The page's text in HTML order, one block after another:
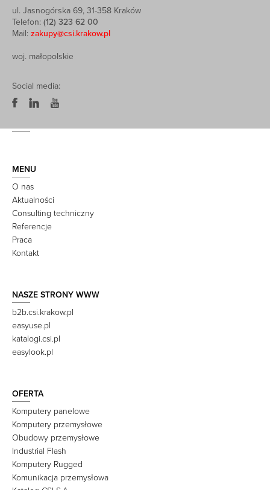
ul. Jasnogórska 69, 31-358 Kraków
Telefon: (12) 323 62 00
Mail: zakupy@csi.krakow.pl
woj. małopolskie
Social media:
MENU
O nas
Aktualności
Consulting techniczny
Referencje
Praca
Kontakt
NASZE STRONY WWW
b2b.csi.krakow.pl
easyuse.pl
katalogi.csi.pl
easylook.pl
OFERTA
Komputery panelowe
Komputery przemysłowe
Obudowy przemysłowe
Industrial Flash
Komputery Rugged
Komunikacja przemysłowa